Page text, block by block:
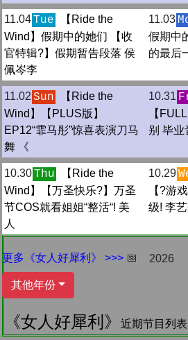
11.04Tue
【Ride the
Wind】假期中的她们 【收
官特辑?】假期暂告段落 侯
佩岑李
11.03
假期中
的最后
11.02 Sun
【Ride the
Wind】【PLUS版】
EP12“霏马彤”惊喜表演刀马
舞 《
10.31
【
别 毕业
10.30Thu
【Ride the
Wind】【万圣快乐?】万圣
节COS就看姐姐“整活“! 美
人
10.29
【?游
级! 李
更多《女人好犀利》 >>> 📅 2026
其他年份
《女人好犀利》
近期节目列